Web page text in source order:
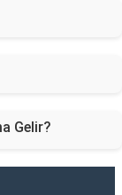
Gelir?